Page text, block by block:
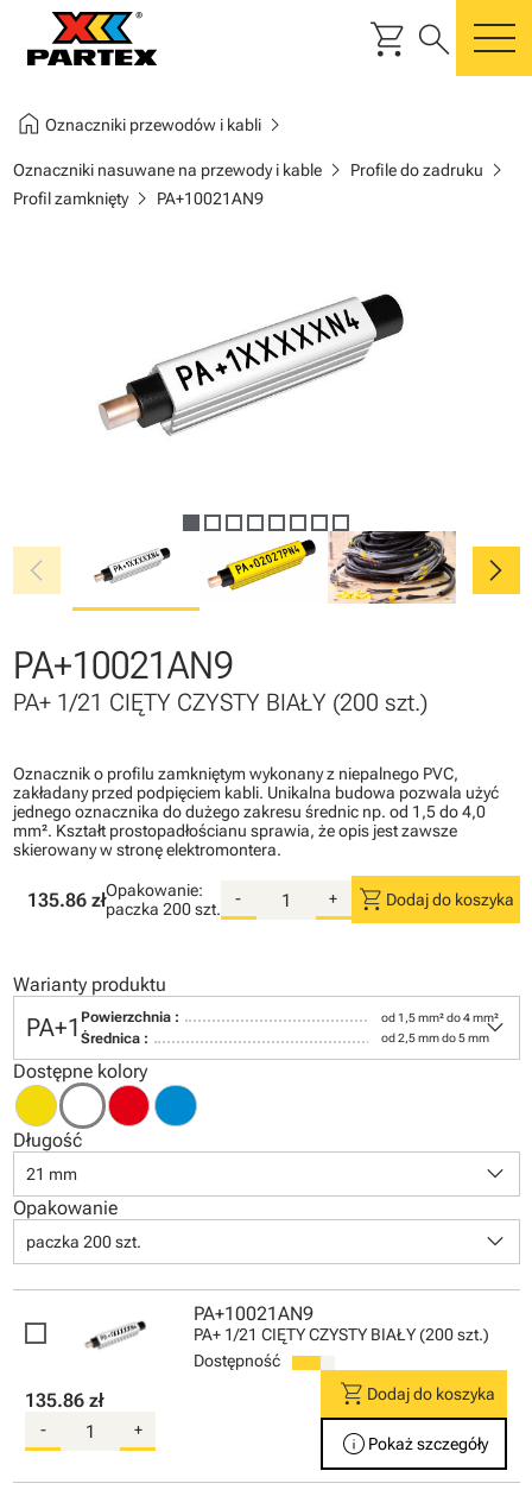
shopping_cart search
home Oznaczniki przewodów i kablichevron_right
Oznaczniki nasuwane na przewody i kablechevron_right Profile do zadruku chevron_right
Profil zamkniętychevron_right PA+10021AN9
chevron_left chevron_right
PA+10021AN9
PA+ 1/21 CIĘTY CZYSTY BIAŁY (200 szt.)
Oznacznik o profilu zamkniętym wykonany z niepalnego PVC,
zakładany przed podpięciem kabli. Unikalna budowa pozwala użyć
jednego oznacznika do dużego zakresu średnic np. od 1,5 do 4,0
mm². Kształt prostopadłościanu sprawia, że opis jest zawsze
skierowany w stronę elektromontera.
135.86 złOpakowanie:
paczka 200 szt.
- + shopping_cart Dodaj do koszyka
Warianty produktu
PA+1 Powierzchnia : od 1,5 mm² do 4 mm²
Średnica : od 2,5 mm do 5 mmkeyboard_arrow_down
Dostępne kolory
Długość
21 mm keyboard_arrow_down
Opakowanie
paczka 200 szt. keyboard_arrow_down
PA+10021AN9
PA+ 1/21 CIĘTY CZYSTY BIAŁY (200 szt.)
Dostępność
135.86 zł
- +
shopping_cart Dodaj do koszyka
info Pokaż szczegóły